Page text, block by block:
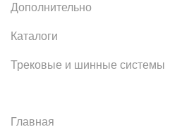
Дополнительно
Каталоги
Трековые и шинные системы
Главная